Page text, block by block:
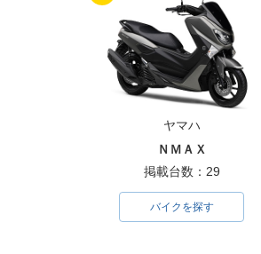
ヤマハ
ＮＭＡＸ
掲載台数：29
バイクを探す